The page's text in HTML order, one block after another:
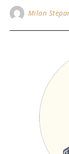
Milan